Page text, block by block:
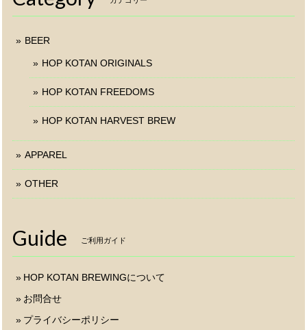
BEER
HOP KOTAN ORIGINALS
HOP KOTAN FREEDOMS
HOP KOTAN HARVEST BREW
APPAREL
OTHER
Guide ご利用ガイド
HOP KOTAN BREWINGについて
お問合せ
プライバシーポリシー